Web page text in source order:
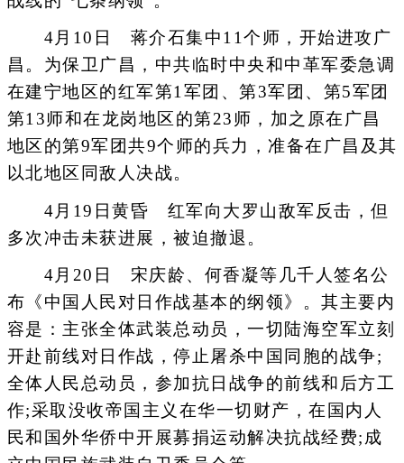
4月10日 蒋介石集中11个师，开始进攻广
昌。为保卫广昌，中共临时中央和中革军委急调
在建宁地区的红军第1军团、第3军团、第5军团
第13师和在龙岗地区的第23师，加之原在广昌
地区的第9军团共9个师的兵力，准备在广昌及其
以北地区同敌人决战。
4月19日黄昏 红军向大罗山敌军反击，但
多次冲击未获进展，被迫撤退。
4月20日 宋庆龄、何香凝等几千人签名公
布《中国人民对日作战基本的纲领》。其主要内
容是：主张全体武装总动员，一切陆海空军立刻
开赴前线对日作战，停止屠杀中国同胞的战争;
全体人民总动员，参加抗日战争的前线和后方工
作;采取没收帝国主义在华一切财产，在国内人
民和国外华侨中开展募捐运动解决抗战经费;成